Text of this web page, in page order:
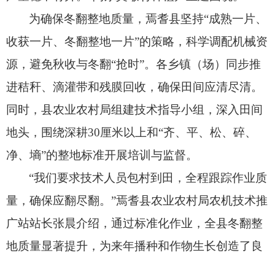
为确保冬翻整地质量，焉耆县坚持“成熟一片、
收获一片、 冬翻整地一片”的策略， 科学调配机械资
源， 避免秋收与冬翻“抢时”。 各乡镇（场）同步推
进秸秆、 滴灌带和残膜回收， 确保田间应清尽清。
同时， 县农业农村局组建技术指导小组， 深入田间
地头， 围绕深耕30厘米以上和“齐、 平、 松、 碎、
净、 墒”的整地标准开展培训与监督。
“我们要求技术人员包村到田，全程跟踪作业质
量， 确保应翻尽翻。 ”焉耆县农业农村局农机技术推
广站站长张晨介绍， 通过标准化作业， 全县冬翻整
地质量显著提升， 为来年播种和作物生长创造了良